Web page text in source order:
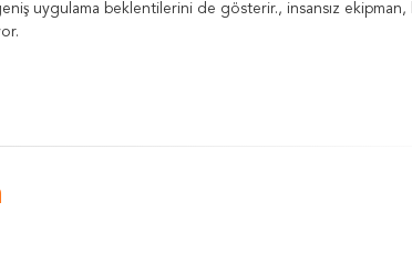
uygulama beklentilerini de gösterir., insansız ekipman,